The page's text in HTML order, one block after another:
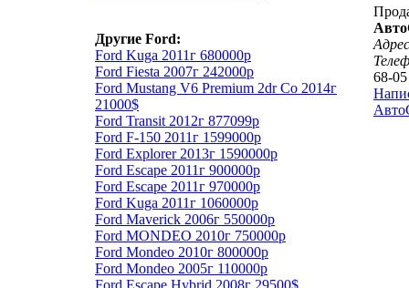
Другие Ford:
Ford Kuga 2011г 680000р
Ford Fiesta 2007г 242000р
Ford Mustang V6 Premium 2dr Co 2014г
21000$
Ford Transit 2012г 877099р
Ford F-150 2011г 1599000р
Ford Explorer 2013г 1590000р
Ford Escape 2011г 900000р
Ford Escape 2011г 970000р
Ford Kuga 2011г 1060000р
Ford Maverick 2006г 550000р
Ford MONDEO 2010г 750000р
Ford Mondeo 2010г 800000р
Ford Mondeo 2005г 110000р
Ford Escape Hybrid 2008г 29500$
68-05